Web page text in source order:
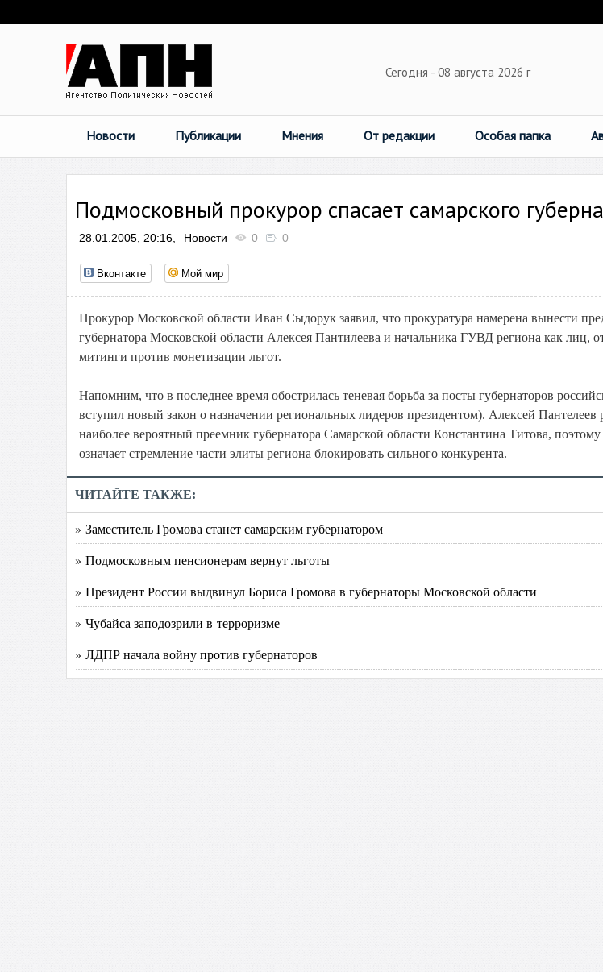
Сегодня - 08 августа 2026 г
Новости Публикации Мнения От редакции Особая папка
Подмосковный прокурор спасает самарского
28.01.2005, 20:16, Новости 0 0
Вконтакте Мой мир
Прокурор Московской области Иван Сыдорук заявил, что прокуратура намерена вынести
губернатора Московской области Алексея Пантилеева и начальника ГУВД региона как лиц,
митинги против монетизации льгот.
Напомним, что в последнее время обострилась теневая борьба за посты губернаторов
вступил новый закон о назначении региональных лидеров президентом). Алексей Пантелеев
наиболее вероятный преемник губернатора Самарской области Константина Титова,
означает стремление части элиты региона блокировать сильного конкурента.
ЧИТАЙТЕ ТАКЖЕ:
» Заместитель Громова станет самарским губернатором
» Подмосковным пенсионерам вернут льготы
» Президент России выдвинул Бориса Громова в губернаторы Московской области
» Чубайса заподозрили в терроризме
» ЛДПР начала войну против губернаторов